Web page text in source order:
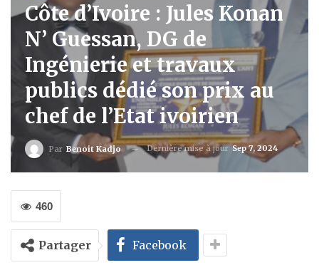
Côte d’Ivoire : Jules Konan
N’ Guessan, DG de
Ingénierie et travaux
publics dédié son prix au
chef de l’Etat ivoirien
Par Benoit Kadjo Dernière mise à jourSep 7, 2024
460
Partager Facebook